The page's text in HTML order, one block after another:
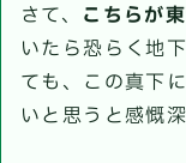
さて、 こちらが
いたら恐らく地
ても、この真下
いと思うと感慨